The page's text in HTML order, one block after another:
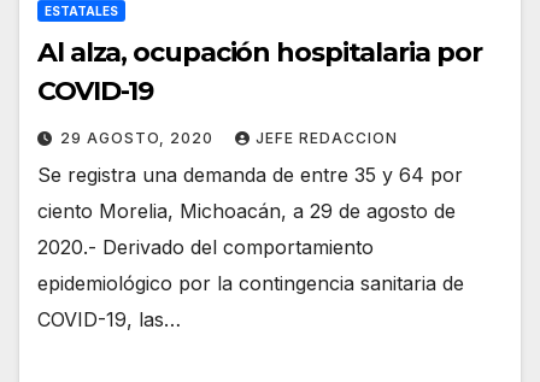
ESTATALES
Al alza, ocupación hospitalaria por
COVID-19
29 AGOSTO, 2020 JEFE REDACCION
Se registra una demanda de entre 35 y 64 por
ciento Morelia, Michoacán, a 29 de agosto de
2020.- Derivado del comportamiento
epidemiológico por la contingencia sanitaria de
COVID-19, las…